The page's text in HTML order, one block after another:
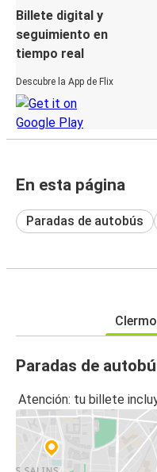
Billete digital y
seguimiento en
tiempo real
Descubre la App de Flix
En esta página
Paradas de autobús
Paradas de
Atención: tu billete